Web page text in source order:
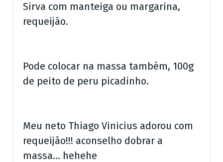
Sirva com manteiga ou margarina,
requeijão.
Pode colocar na massa também, 100g
de peito de peru picadinho.
Meu neto Thiago Vinicius adorou com
requeijão!!! aconselho dobrar a
massa… hehehe